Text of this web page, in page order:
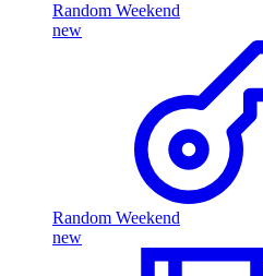
Random Weekend
new
Random Weekend
new